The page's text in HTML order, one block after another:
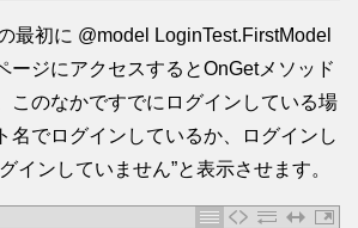
最初に @model LoginTest.FirstModel
ージにアクセスするとOnGetメソッド
このなかですでにログインしている場
名でログインしているか、ログインし
インしていません”と表示させます。